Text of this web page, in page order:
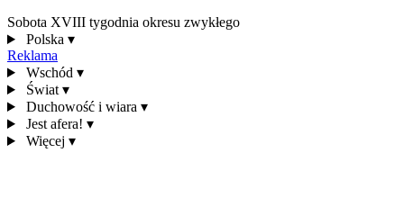
Sobota XVIII tygodnia okresu zwykłego
Polska ▾
Reklama
Wschód ▾
Świat ▾
Duchowość i wiara ▾
Jest afera! ▾
Więcej ▾